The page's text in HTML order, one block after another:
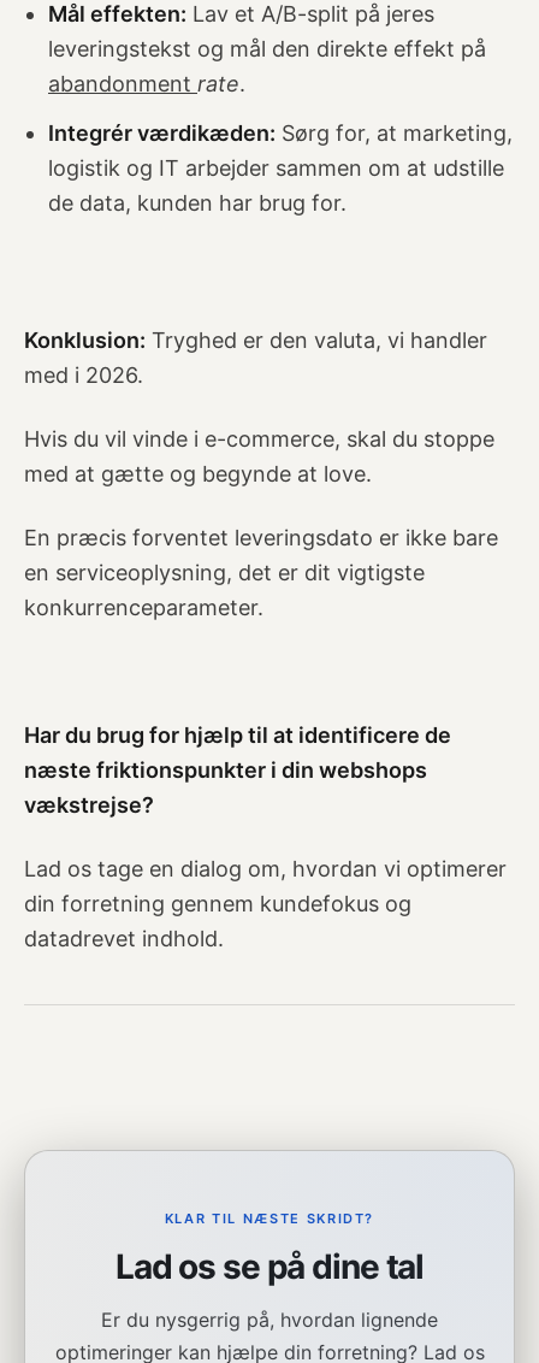
Mål effekten: Lav et A/B-split på jeres
leveringstekst og mål den direkte effekt på
abandonment rate.
Integrér værdikæden: Sørg for, at marketing,
logistik og IT arbejder sammen om at udstille
de data, kunden har brug for.
Konklusion: Tryghed er den valuta, vi handler
med i 2026.
Hvis du vil vinde i e-commerce, skal du stoppe
med at gætte og begynde at love.
En præcis forventet leveringsdato er ikke bare
en serviceoplysning, det er dit vigtigste
konkurrenceparameter.
Har du brug for hjælp til at identificere de
næste friktionspunkter i din webshops
vækstrejse?
Lad os tage en dialog om, hvordan vi optimerer
din forretning gennem kundefokus og
datadrevet indhold.
KLAR TIL NÆSTE SKRIDT?
Lad os se på dine tal
Er du nysgerrig på, hvordan lignende
optimeringer kan hjælpe din forretning? Lad os